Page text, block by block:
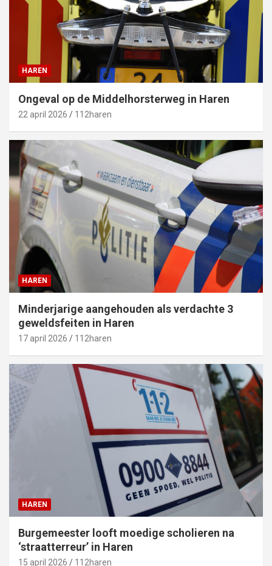
HAREN
Ongeval op de Middelhorsterweg in Haren
22 april 2026 112haren
HAREN
Minderjarige aangehouden als verdachte 3
geweldsfeiten in Haren
17 april 2026 112haren
HAREN
Burgemeester looft moedige scholieren na
‘straatterreur’ in Haren
15 april 2026 112haren